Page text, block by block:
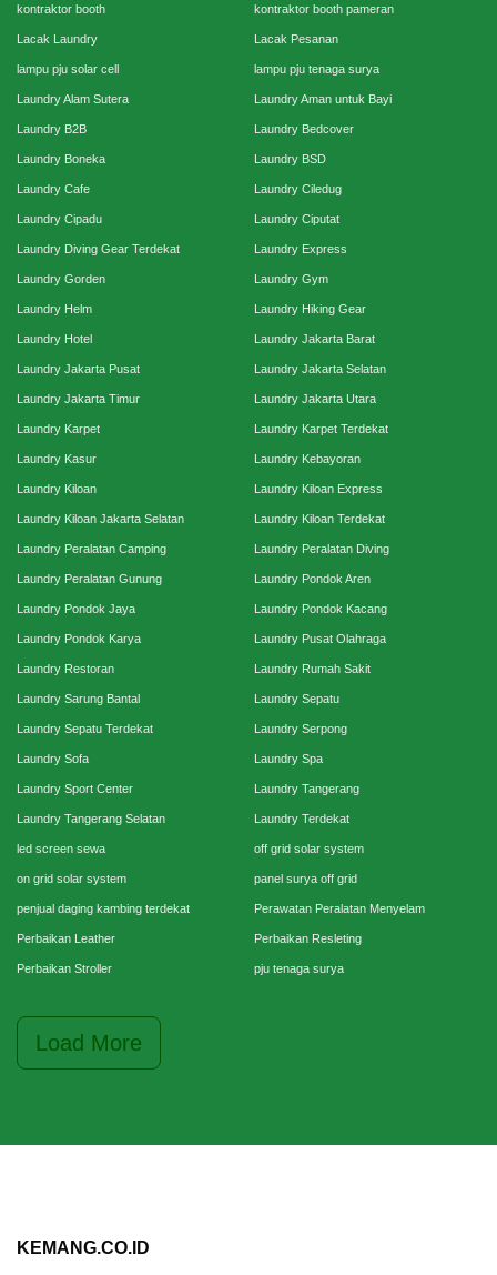
kontraktor booth kontraktor booth pameran
Lacak Laundry Lacak Pesanan
lampu pju solar cell lampu pju tenaga surya
Laundry Alam Sutera Laundry Aman untuk Bayi
Laundry B2B Laundry Bedcover
Laundry Boneka Laundry BSD
Laundry Cafe Laundry Ciledug
Laundry Cipadu Laundry Ciputat
Laundry Diving Gear Terdekat Laundry Express
Laundry Gorden Laundry Gym
Laundry Helm Laundry Hiking Gear
Laundry Hotel Laundry Jakarta Barat
Laundry Jakarta Pusat Laundry Jakarta Selatan
Laundry Jakarta Timur Laundry Jakarta Utara
Laundry Karpet Laundry Karpet Terdekat
Laundry Kasur Laundry Kebayoran
Laundry Kiloan Laundry Kiloan Express
Laundry Kiloan Jakarta Selatan Laundry Kiloan Terdekat
Laundry Peralatan Camping Laundry Peralatan Diving
Laundry Peralatan Gunung Laundry Pondok Aren
Laundry Pondok Jaya Laundry Pondok Kacang
Laundry Pondok Karya Laundry Pusat Olahraga
Laundry Restoran Laundry Rumah Sakit
Laundry Sarung Bantal Laundry Sepatu
Laundry Sepatu Terdekat Laundry Serpong
Laundry Sofa Laundry Spa
Laundry Sport Center Laundry Tangerang
Laundry Tangerang Selatan Laundry Terdekat
led screen sewa off grid solar system
on grid solar system panel surya off grid
penjual daging kambing terdekat Perawatan Peralatan Menyelam
Perbaikan Leather Perbaikan Resleting
Perbaikan Stroller pju tenaga surya
Load More
KEMANG.CO.ID